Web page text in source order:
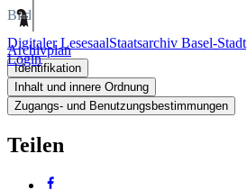
Digitaler LesesaalStaatsarchiv Basel-Stadt
Login
Bild
Archivplan
Identifikation
Inhalt und innere Ordnung
Zugangs- und Benutzungsbestimmungen
Teilen